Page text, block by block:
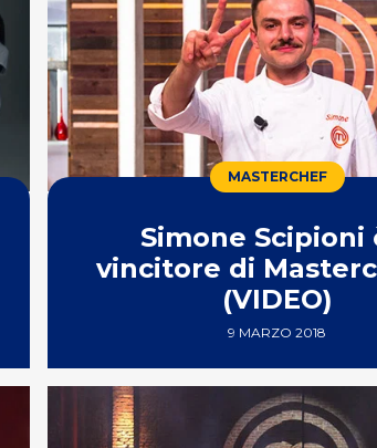
MASTERCHEF
Simone Scipioni
vincitore di
(VIDEO)
9 MARZO 2018